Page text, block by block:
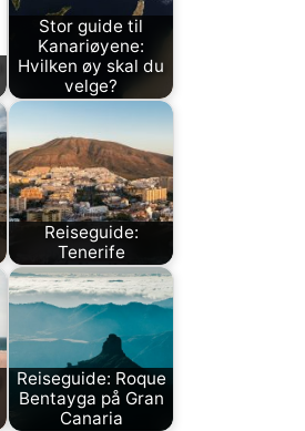
Stor guide til
Kanariøyene:
Hvilken øy skal du
velge?
Reiseguide:
Tenerife
Reiseguide: Roque
Bentayga på Gran
Canaria